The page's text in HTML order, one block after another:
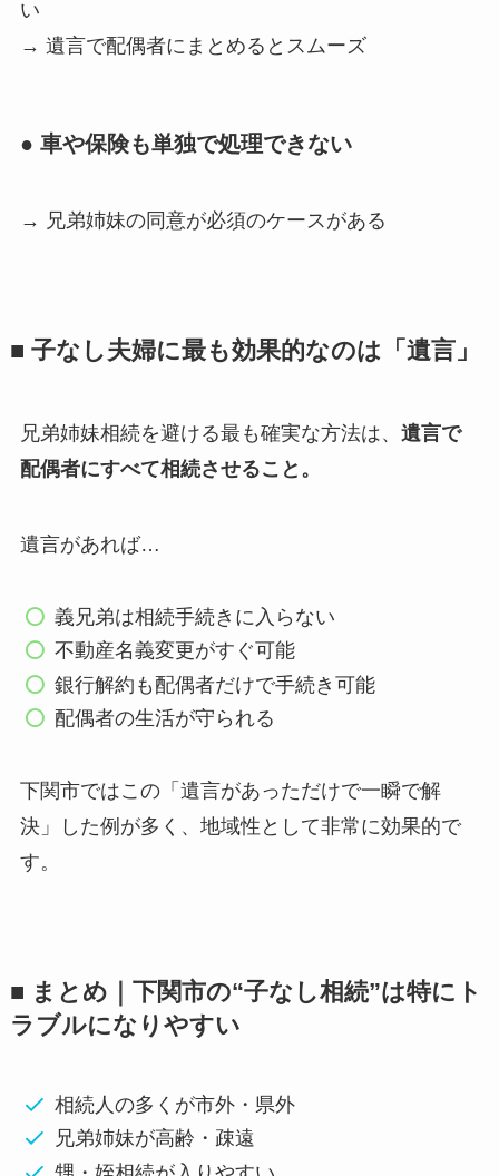
い
→ 遺言で配偶者にまとめるとスムーズ
● 車や保険も単独で処理できない
→ 兄弟姉妹の同意が必須のケースがある
■ 子なし夫婦に最も効果的なのは「遺言」
兄弟姉妹相続を避ける最も確実な方法は、 遺言で
配偶者にすべて相続させること。
遺言があれば…
義兄弟は相続手続きに入らない
不動産名義変更がすぐ可能
銀行解約も配偶者だけで手続き可能
配偶者の生活が守られる
下関市ではこの「遺言があっただけで一瞬で解
決」した例が多く、地域性として非常に効果的で
す。
■ まとめ｜下関市の“子なし相続”は特にト
ラブルになりやすい
相続人の多くが市外・県外
兄弟姉妹が高齢・疎遠